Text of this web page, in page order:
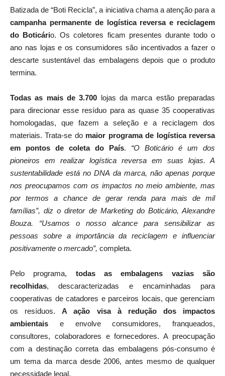
Batizada de “Boti Recicla”, a iniciativa chama a atenção para a
campanha permanente de logística reversa e reciclagem
do Boticário. Os coletores ficam presentes durante todo o
ano nas lojas e os consumidores são incentivados a fazer o
descarte sustentável das embalagens depois que o produto
termina.
Todas as mais de 3.700 lojas da marca estão preparadas
para direcionar esse resíduo para as quase 35 cooperativas
homologadas, que fazem a seleção e a reciclagem dos
materiais. Trata-se do maior programa de logística reversa
em pontos de coleta do País. “O Boticário é um dos
pioneiros em realizar logística reversa em suas lojas. A
sustentabilidade está no DNA da marca, não apenas porque
nos preocupamos com os impactos no meio ambiente, mas
por termos a chance de gerar renda para mais de mil
famílias”, diz o diretor de Marketing do Boticário, Alexandre
Bouza. “Usamos o nosso alcance para sensibilizar as
pessoas sobre a importância da reciclagem e influenciar
positivamente o mercado”, completa.
Pelo programa, todas as embalagens vazias são
recolhidas, descaracterizadas e encaminhadas para
cooperativas de catadores e parceiros locais, que gerenciam
os resíduos.A ação visa à redução dos impactos
ambientais e envolve consumidores, franqueados,
consultores, colaboradores e fornecedores. A preocupação
com a destinação correta das embalagens pós-consumo é
um tema da marca desde 2006, antes mesmo de qualquer
necessidade legal.